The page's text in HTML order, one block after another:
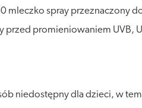
mleczko spray przeznaczony
przed promieniowaniem UVB,
niedostępny dla dzieci, w